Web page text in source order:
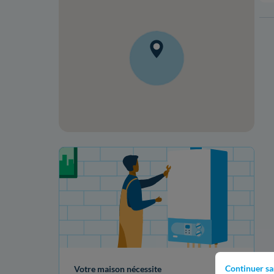
Continuer
Votre projet de rénovation
Votre maison nécessite